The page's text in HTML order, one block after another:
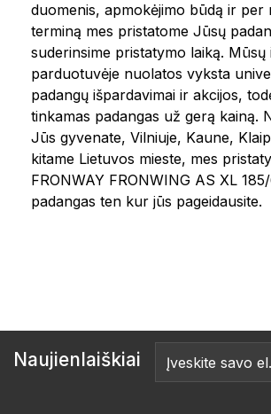
duomenis, apmokėjimo būdą ir per
terminą mes pristatome Jūsų
suderinsime pristatymo laiką. Mūsų
parduotuvėje nuolatos vyksta
padangų išpardavimai ir akcijos,
tinkamas padangas už gerą kainą.
Jūs gyvenate, Vilniuje, Kaune,
kitame Lietuvos mieste, mes
FRONWAY FRONWING AS XL
padangas ten kur jūs pageidausite.
Naujienlaiškiai